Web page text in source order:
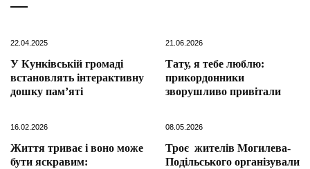
22.04.2025
У Кунківській громаді
встановлять інтерактивну
дошку памʼяті
21.06.2026
Тату, я тебе люблю:
прикордонники
зворушливо привітали
16.02.2026
Життя триває і воно може
бути яскравим:
08.05.2026
Троє жителів Могилева-
Подільського організували